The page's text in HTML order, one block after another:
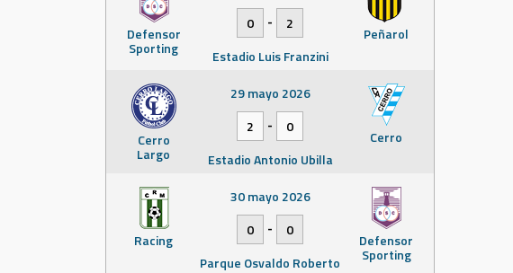
Defensor
Sporting
Peñarol
0
-
2
Estadio Luis Franzini
Cerro
Largo
Cerro
29 mayo 2026
2
-
0
Estadio Antonio Ubilla
Racing Defensor
Sporting
30 mayo 2026
0
-
0
Parque Osvaldo Roberto